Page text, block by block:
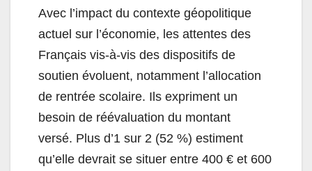
Avec l’impact du contexte géopolitique
actuel sur l’économie, les attentes des
Français vis-à-vis des dispositifs de
soutien évoluent, notamment l’allocation
de rentrée scolaire. Ils expriment un
besoin de réévaluation du montant
versé. Plus d’1 sur 2 (52 %) estiment
qu’elle devrait se situer entre 400 € et 600